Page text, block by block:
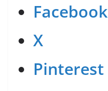
Facebook
X
Pinterest